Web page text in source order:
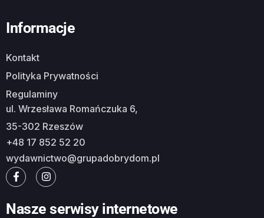
Informacje
Kontakt
Polityka Prywatności
Regulaminy
ul. Wrzesława Romańczuka 6,
35-302 Rzeszów
+48 17 852 52 20
wydawnictwo@grupadobrydom.pl
Nasze serwisy internetowe